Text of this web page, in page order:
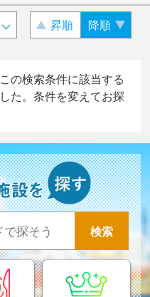
昇順 降順
の検索条件に該当する
た。条件を変えてお探